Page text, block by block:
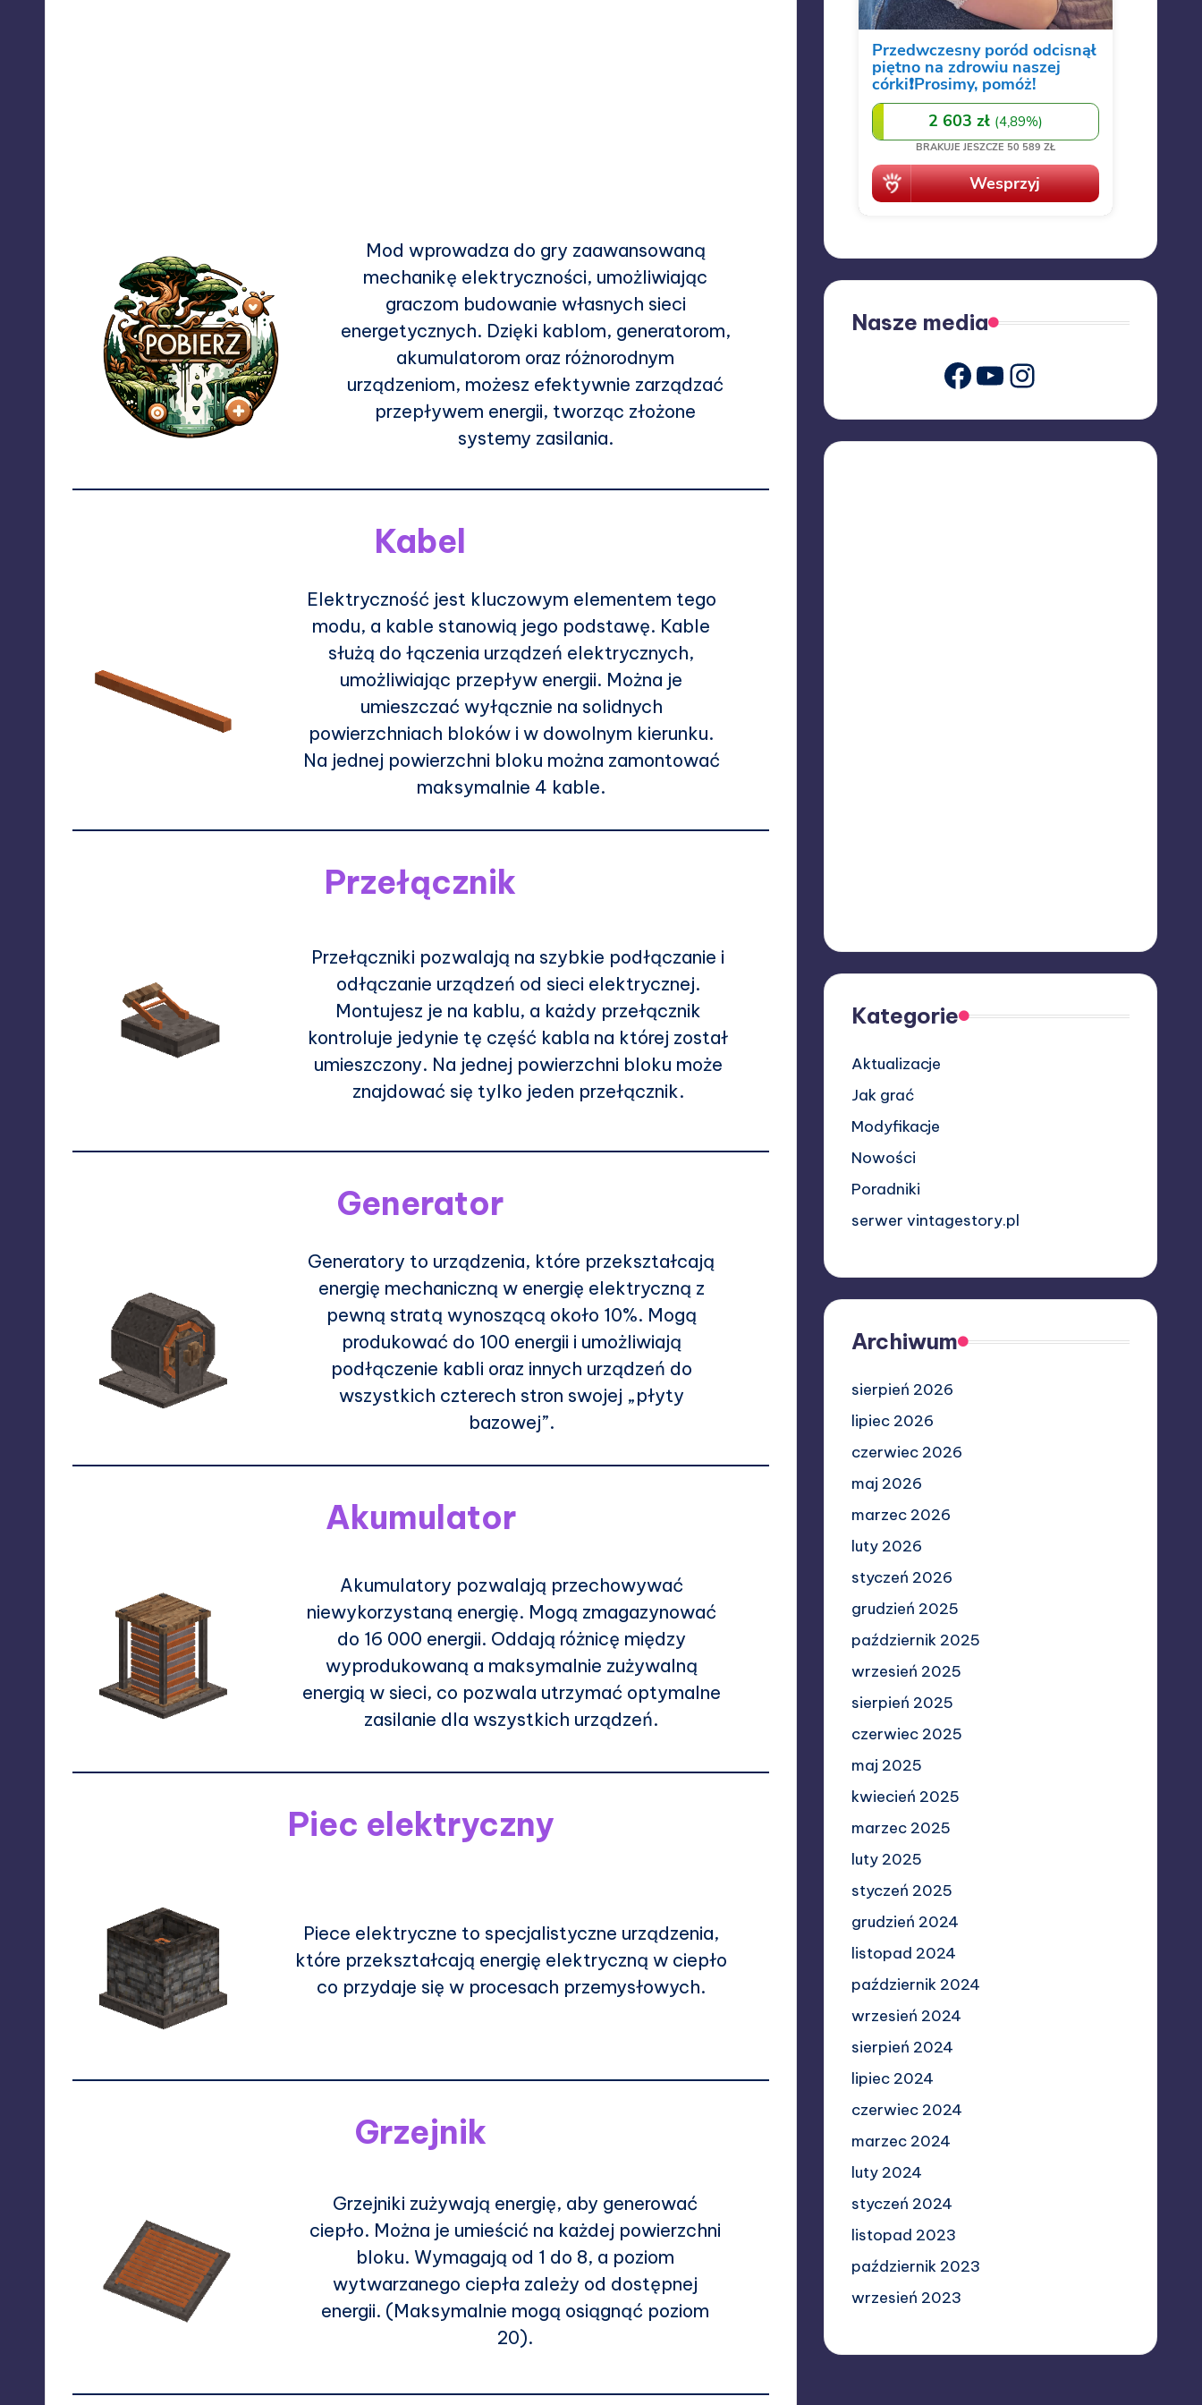
Mod wprowadza do gry zaawansowaną
mechanikę elektryczności, umożliwiając
graczom budowanie własnych sieci
energetycznych. Dzięki kablom, generatorom,
akumulatorom oraz różnorodnym
urządzeniom, możesz efektywnie zarządzać
przepływem energii, tworząc złożone
systemy zasilania.
Kabel
Elektryczność jest kluczowym elementem tego
modu, a kable stanowią jego podstawę. Kable
służą do łączenia urządzeń elektrycznych,
umożliwiając przepływ energii. Można je
umieszczać wyłącznie na solidnych
powierzchniach bloków i w dowolnym kierunku.
Na jednej powierzchni bloku można zamontować
maksymalnie 4 kable.
Przełącznik
Przełączniki pozwalają na szybkie podłączanie i
odłączanie urządzeń od sieci elektrycznej.
Montujesz je na kablu, a każdy przełącznik
kontroluje jedynie tę część kabla na której został
umieszczony. Na jednej powierzchni bloku może
znajdować się tylko jeden przełącznik.
Generator
Generatory to urządzenia, które przekształcają
energię mechaniczną w energię elektryczną z
pewną stratą wynoszącą około 10%. Mogą
produkować do 100 energii i umożliwiają
podłączenie kabli oraz innych urządzeń do
wszystkich czterech stron swojej „płyty
bazowej”.
Akumulator
Akumulatory pozwalają przechowywać
niewykorzystaną energię. Mogą zmagazynować
do 16 000 energii. Oddają różnicę między
wyprodukowaną a maksymalnie zużywalną
energią w sieci, co pozwala utrzymać optymalne
zasilanie dla wszystkich urządzeń.
Piec elektryczny
Piece elektryczne to specjalistyczne urządzenia,
które przekształcają energię elektryczną w ciepło
co przydaje się w procesach przemysłowych.
Grzejnik
Grzejniki zużywają energię, aby generować
ciepło. Można je umieścić na każdej powierzchni
bloku. Wymagają od 1 do 8, a poziom
wytwarzanego ciepła zależy od dostępnej
energii. (Maksymalnie mogą osiągnąć poziom
20).
Nasze media
Facebook
Youtube
Instagram
Kategorie
Aktualizacje
Jak grać
Modyfikacje
Nowości
Poradniki
serwer vintagestory.pl
Archiwum
sierpień 2026
lipiec 2026
czerwiec 2026
maj 2026
marzec 2026
luty 2026
styczeń 2026
grudzień 2025
październik 2025
wrzesień 2025
sierpień 2025
czerwiec 2025
maj 2025
kwiecień 2025
marzec 2025
luty 2025
styczeń 2025
grudzień 2024
listopad 2024
październik 2024
wrzesień 2024
sierpień 2024
lipiec 2024
czerwiec 2024
marzec 2024
luty 2024
styczeń 2024
listopad 2023
październik 2023
wrzesień 2023